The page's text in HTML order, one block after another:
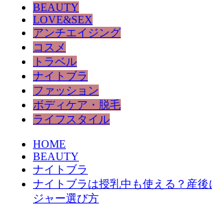
BEAUTY
LOVE&SEX
アンチエイジング
コスメ
トラベル
ナイトブラ
ファッション
ボディケア・脱毛
ライフスタイル
HOME
BEAUTY
ナイトブラ
ナイトブラは授乳中も使える？産後
ジャー選び方